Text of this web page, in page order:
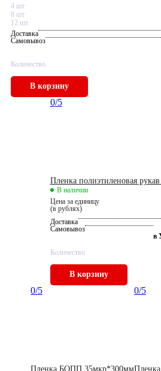
4 шт
8 шт
12 шт
Доставка
Самовывоз
Количество
В корзину
0/5
Пленка полиэтиленовая
В наличии
Цена за единицу
(в рублях)
Доставка
Самовывоз
в
Количество
В корзину
0/5
Пленка БОПП 35мкр*300мм
0/5